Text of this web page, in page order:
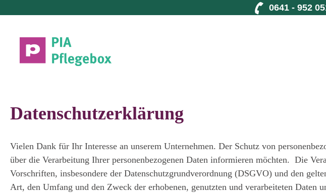
0641 - 952
Datenschutzerklärung
Vielen Dank für Ihr Interesse an unserem Unternehmen. Der Schutz von
über die Verarbeitung Ihrer personenbezogenen Daten informieren möchten. Die
Vorschriften, insbesondere der Datenschutzgrundverordnung (DSGVO) und den
Art, den Umfang und den Zweck der erhobenen, genutzten und verarbeiteten Daten